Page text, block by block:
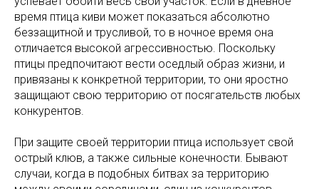
время птица киви может показаться абсолютно
беззащитной и трусливой, то в ночное время она
отличается высокой агрессивностью. Поскольку
птицы предпочитают вести оседлый образ жизни, и
привязаны к конкретной территории, то они яростно
защищают свою территорию от посягательств любых
конкурентов.
При защите своей территории птица использует свой
острый клюв, а также сильные конечности. Бывают
случаи, когда в подобных битвах за территорию